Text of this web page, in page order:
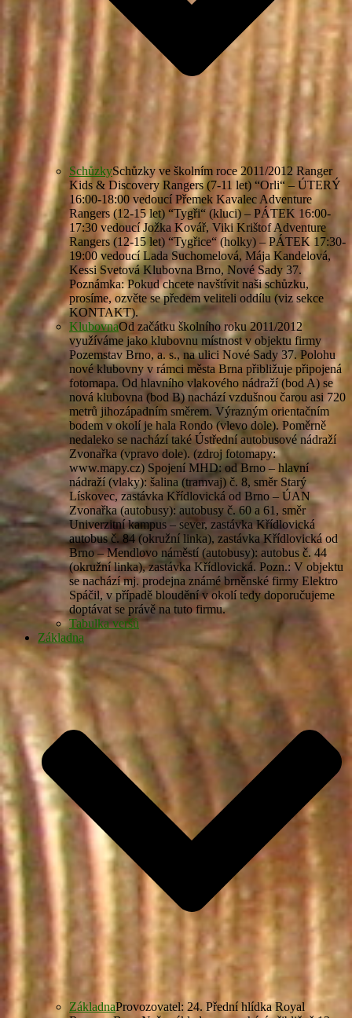
SchůzkySchůzky ve školním roce 2011/2012 Ranger
Kids & Discovery Rangers (7-11 let) “Orli“ – ÚTERÝ
16:00-18:00 vedoucí Přemek Kavalec Adventure
Rangers (12-15 let) “Tygři“ (kluci) – PÁTEK 16:00-
17:30 vedoucí Jožka Kovář, Viki Krištof Adventure
Rangers (12-15 let) “Tygřice“ (holky) – PÁTEK 17:30-
19:00 vedoucí Lada Suchomelová, Mája Kandelová,
Kessi Svetová Klubovna Brno, Nové Sady 37.
Poznámka: Pokud chcete navštívit naši schůzku,
prosíme, ozvěte se předem veliteli oddílu (viz sekce
KONTAKT).
KlubovnaOd začátku školního roku 2011/2012
využíváme jako klubovnu místnost v objektu firmy
Pozemstav Brno, a. s., na ulici Nové Sady 37. Polohu
nové klubovny v rámci města Brna přibližuje připojená
fotomapa. Od hlavního vlakového nádraží (bod A) se
nová klubovna (bod B) nachází vzdušnou čarou asi 720
metrů jihozápadním směrem. Výrazným orientačním
bodem v okolí je hala Rondo (vlevo dole). Poměrně
nedaleko se nachází také Ústřední autobusové nádraží
Zvonařka (vpravo dole). (zdroj fotomapy:
www.mapy.cz) Spojení MHD: od Brno – hlavní
nádraží (vlaky): šalina (tramvaj) č. 8, směr Starý
Lískovec, zastávka Křídlovická od Brno – ÚAN
Zvonařka (autobusy): autobusy č. 60 a 61, směr
Univerzitní kampus – sever, zastávka Křídlovická
autobus č. 84 (okružní linka), zastávka Křídlovická od
Brno – Mendlovo náměstí (autobusy): autobus č. 44
(okružní linka), zastávka Křídlovická. Pozn.: V objektu
se nachází mj. prodejna známé brněnské firmy Elektro
Spáčil, v případě bloudění v okolí tedy doporučujeme
doptávat se právě na tuto firmu.
Tabulka veršů
Základna
ZákladnaProvozovatel: 24. Přední hlídka Royal